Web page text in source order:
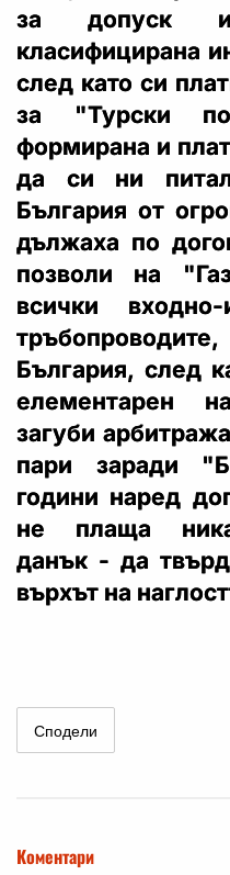
за допуск
класифицирана
след като си
за "Турски
формирана и
да си ни
България от
дължаха по
позволи на
всички
България, след
елементарен
загуби
пари заради
години наред
не плаща
данък - да
върхът на
Сподели
Коментари